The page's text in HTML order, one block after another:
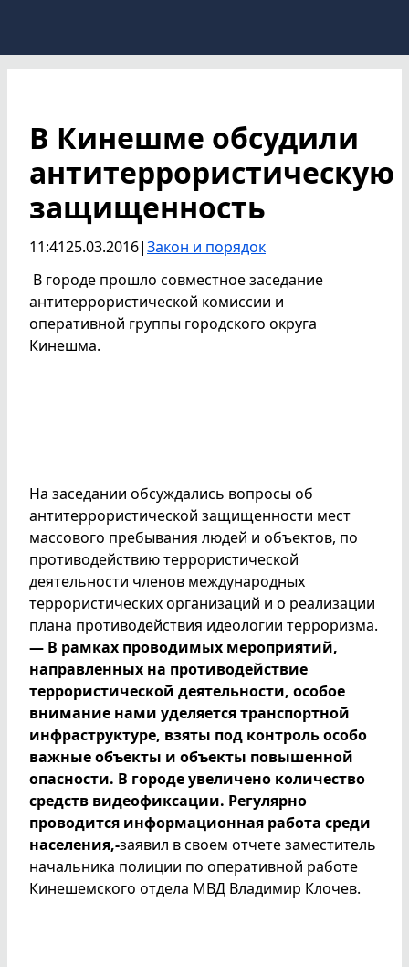
В Кинешме обсудили
антитеррористическую
защищенность
11:4125.03.2016|Закон и порядок
В городе прошло совместное заседание
антитеррористической комиссии и
оперативной группы городского округа
Кинешма.
На заседании обсуждались вопросы об
антитеррористической защищенности мест
массового пребывания людей и объектов, по
противодействию террористической
деятельности членов международных
террористических организаций и о реализации
плана противодействия идеологии терроризма.
— В рамках проводимых мероприятий,
направленных на противодействие
террористической деятельности, особое
внимание нами уделяется транспортной
инфраструктуре, взяты под контроль особо
важные объекты и объекты повышенной
опасности. В городе увеличено количество
средств видеофиксации. Регулярно
проводится информационная работа среди
населения,-заявил в своем отчете заместитель
начальника полиции по оперативной работе
Кинешемского отдела МВД Владимир Клочев.